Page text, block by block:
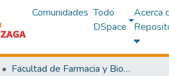
Comunidades Todo
DSpace
Acerca
Facultad de Farmacia y Bioquímica